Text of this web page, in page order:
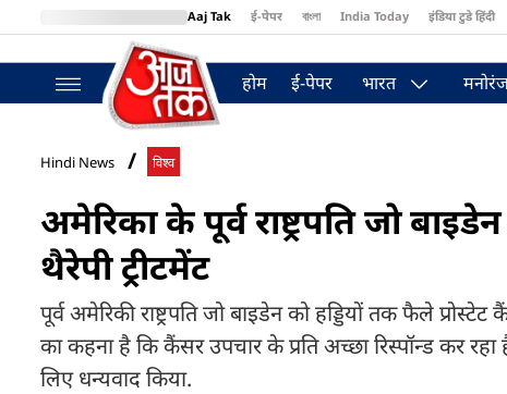
Aaj Tak ई-पेपर বাংলা India Today इंडिया टुडे हिंदी
BT Bazaar
होम ई-पेपर भारत
Hindi News विश्व
अमेरिका के पूर्व राष्ट्रपति जो
थैरेपी ट्रीटमेंट
पूर्व अमेरिकी राष्ट्रपति जो बाइडेन को हड्डियों तक फैले
का कहना है कि कैंसर उपचार के प्रति अच्छा रिस्पॉन्ड कर
लिए धन्यवाद किया.